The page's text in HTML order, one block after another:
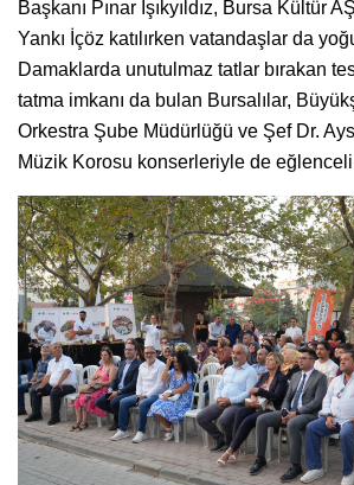
Başkanı Pınar Işıkyıldız, Bursa Kültür
Yankı İçöz katılırken vatandaşlar da
Damaklarda unutulmaz tatlar bırakan
tatma imkanı da bulan Bursalılar,
Orkestra Şube Müdürlüğü ve Şef Dr.
Müzik Korosu konserleriyle de eğlenceli